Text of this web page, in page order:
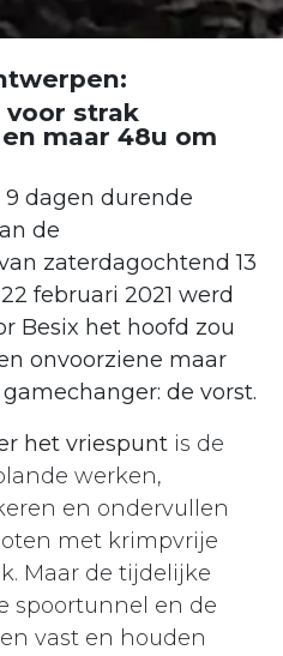
voor strak
maar 48u om
dagen durende
de
zaterdagochtend 13
februari 2021 werd
Besix het hoofd zou
onvoorziene maar
de vorst.
het vriespunt is de
werken,
en ondervullen
met krimpvrije
Maar de tijdelijke
spoortunnel en de
vast en houden